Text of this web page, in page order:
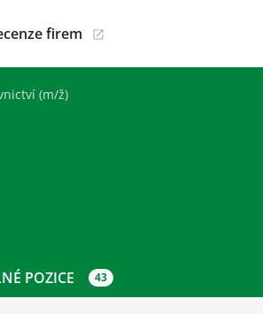
firem
(m/ž)
POZICE 43